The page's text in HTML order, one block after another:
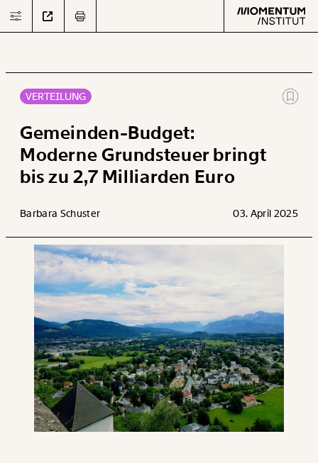
Arbeit
Verteilung
Klima
Datensätze
Paper der Woche
Projekte
Kürzungslandkarte
Erbschaftssteuer-Rechner
Koalitions-Kompass
Arbeitslosenrechner
second
VERTEILUNG
Gemeinden-Budget:
Moderne Grundsteuer bringt
bis zu 2,7 Milliarden Euro
Barbara Schuster 03. April 2025